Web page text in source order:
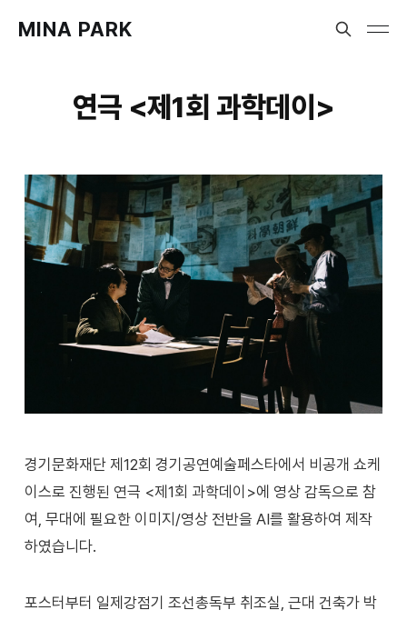
MINA PARK
연극 <제1회 과학데이>
경기문화재단 제12회 경기공연예술페스타에서 비공개 쇼케
이스로 진행된 연극 <제1회 과학데이>에 영상 감독으로 참
여, 무대에 필요한 이미지/영상 전반을 AI를 활용하여 제작
하였습니다.
포스터부터 일제강점기 조선총독부 취조실, 근대 건축가 박